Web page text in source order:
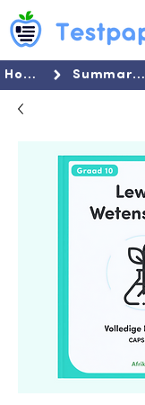
Home Summaries